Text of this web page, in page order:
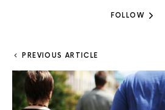
FOLLOW
PREVIOUS ARTICLE